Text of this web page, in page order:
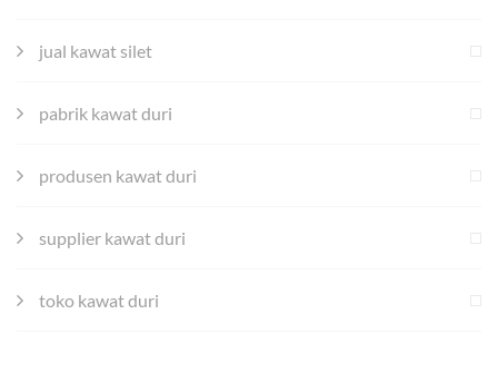
jual kawat silet
pabrik kawat duri
produsen kawat duri
supplier kawat duri
toko kawat duri